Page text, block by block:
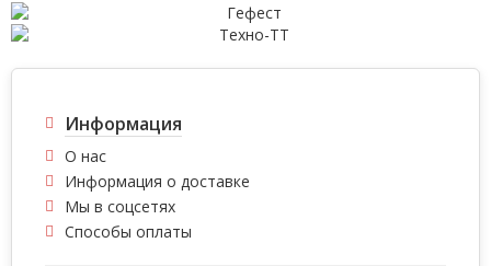
Информация
О нас
Информация о доставке
Мы в соцсетях
Способы оплаты